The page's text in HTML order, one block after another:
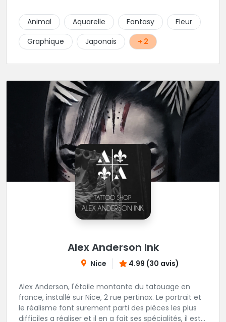
On vient de très loin pour se faire tatouer par cette
artiste ! N'hésitez pas à la contacter par téléphone:
0648079720 ou messages sur Instagram ou
Facebook.
Animal Aquarelle Fantasy
Fleur
Graphique
Japonais + 2
Alex Anderson Ink
Nice 4.99 (30 avis)
Alex Anderson, l'étoile montante du tatouage en
france, installé sur Nice, 2 rue pertinax. Le portrait et
le réalisme font surement parti des pièces les plus
difficiles a réaliser et il en a fait ses spécialités, il est